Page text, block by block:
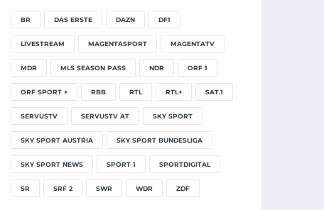
BR DAS ERSTE DAZN DF1
LIVESTREAM MAGENTASPORT MAGENTATV
MDR MLS SEASON PASS NDR ORF 1
ORF SPORT + RBB RTL RTL+ SAT.1
SERVUSTV SERVUSTV AT SKY SPORT
SKY SPORT AUSTRIA SKY SPORT BUNDESLIGA
SKY SPORT NEWS SPORT 1 SPORTDIGITAL
SR SRF 2 SWR WDR ZDF